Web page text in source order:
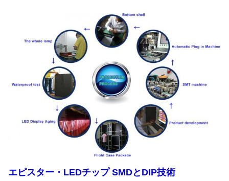
エピスター・LEDチップ SMDとDIP技術